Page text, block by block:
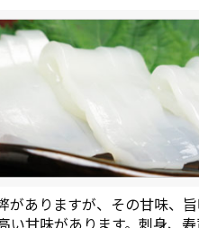
ありますが、その甘味、